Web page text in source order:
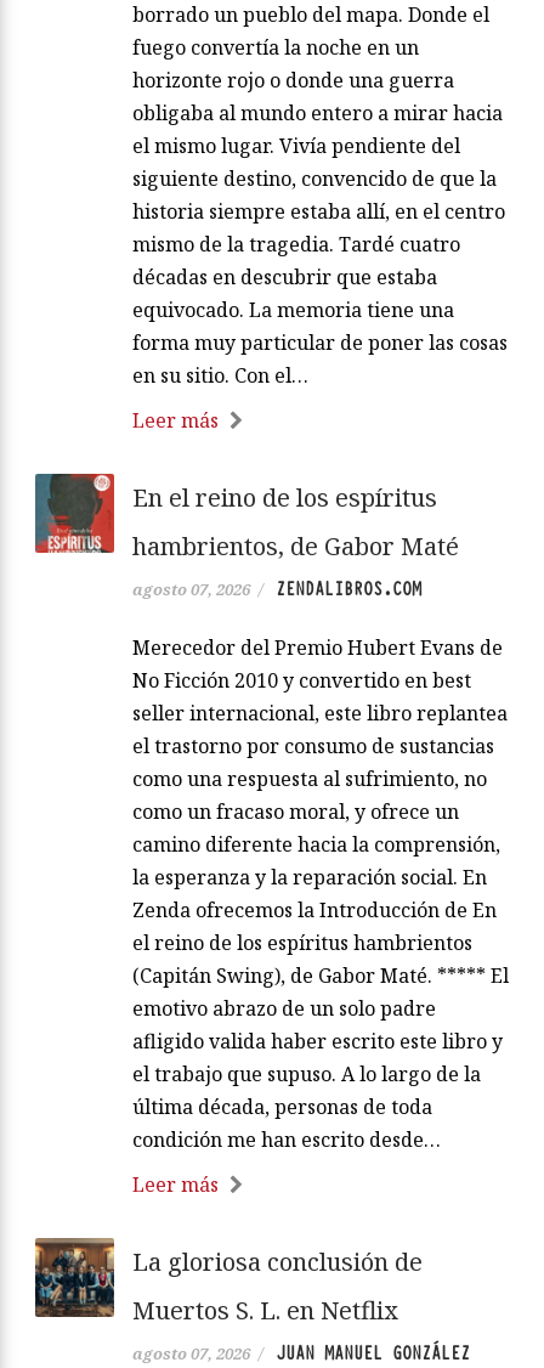
borrado un pueblo del mapa. Donde el
fuego convertía la noche en un
horizonte rojo o donde una guerra
obligaba al mundo entero a mirar hacia
el mismo lugar. Vivía pendiente del
siguiente destino, convencido de que la
historia siempre estaba allí, en el centro
mismo de la tragedia. Tardé cuatro
décadas en descubrir que estaba
equivocado. La memoria tiene una
forma muy particular de poner las cosas
en su sitio. Con el…
Leer más
En el reino de los espíritus
hambrientos, de Gabor Maté
agosto 07, 2026 / ZENDALIBROS.COM
Merecedor del Premio Hubert Evans de
No Ficción 2010 y convertido en best
seller internacional, este libro replantea
el trastorno por consumo de sustancias
como una respuesta al sufrimiento, no
como un fracaso moral, y ofrece un
camino diferente hacia la comprensión,
la esperanza y la reparación social. En
Zenda ofrecemos la Introducción de En
el reino de los espíritus hambrientos
(Capitán Swing), de Gabor Maté. ***** El
emotivo abrazo de un solo padre
afligido valida haber escrito este libro y
el trabajo que supuso. A lo largo de la
última década, personas de toda
condición me han escrito desde…
Leer más
La gloriosa conclusión de
Muertos S. L. en Netflix
agosto 07, 2026 / JUAN MANUEL GONZÁLEZ